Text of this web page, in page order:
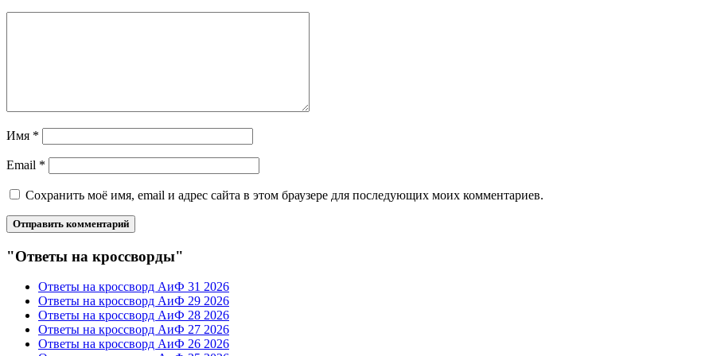
Имя *
Email *
Сохранить моё имя, email и адрес сайта в этом браузере для последующих моих комментариев.
"Ответы на кроссворды"
Ответы на кроссворд АиФ 31 2026
Ответы на кроссворд АиФ 29 2026
Ответы на кроссворд АиФ 28 2026
Ответы на кроссворд АиФ 27 2026
Ответы на кроссворд АиФ 26 2026